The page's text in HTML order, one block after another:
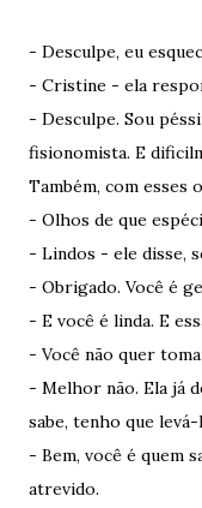
- Desculpe, eu
- Cristine - ela
- Desculpe. Sou
fisionomista. E
Também, com esses
- Olhos de que
- Lindos - ele disse,
- Obrigado. Você é
- E você é linda. E
- Você não quer
- Melhor não. Ela já
sabe, tenho que levá-
- Bem, você é quem
atrevido.